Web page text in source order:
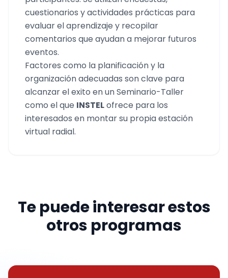
cuestionarios y actividades prácticas para
evaluar el aprendizaje y recopilar
comentarios que ayudan a mejorar futuros
eventos.
Factores como la planificación y la
organización adecuadas son clave para
alcanzar el exito en un Seminario-Taller
como el que INSTELofrece para los
interesados en montar su propia estación
virtual radial.
Te puede interesar estos
otros programas